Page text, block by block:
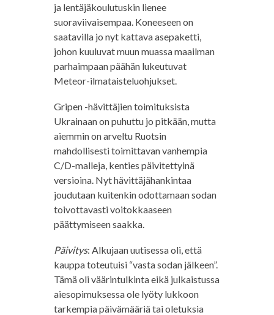
ja lentäjäkoulutuskin lienee
suoraviivaisempaa. Koneeseen on
saatavilla jo nyt kattava asepaketti,
johon kuuluvat muun muassa maailman
parhaimpaan päähän lukeutuvat
Meteor-ilmataisteluohjukset.
Gripen -hävittäjien toimituksista
Ukrainaan on puhuttu jo pitkään, mutta
aiemmin on arveltu Ruotsin
mahdollisesti toimittavan vanhempia
C/D-malleja, kenties päivitettyinä
versioina. Nyt hävittäjähankintaa
joudutaan kuitenkin odottamaan sodan
toivottavasti voitokkaaseen
päättymiseen saakka.
Päivitys: Alkujaan uutisessa oli, että
kauppa toteutuisi “vasta sodan jälkeen”.
Tämä oli väärintulkinta eikä julkaistussa
aiesopimuksessa ole lyöty lukkoon
tarkempia päivämääriä tai oletuksia